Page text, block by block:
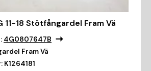
11-18 Stötfångardel Fram Vä
4G0807647B
Fram Vä
K1264181